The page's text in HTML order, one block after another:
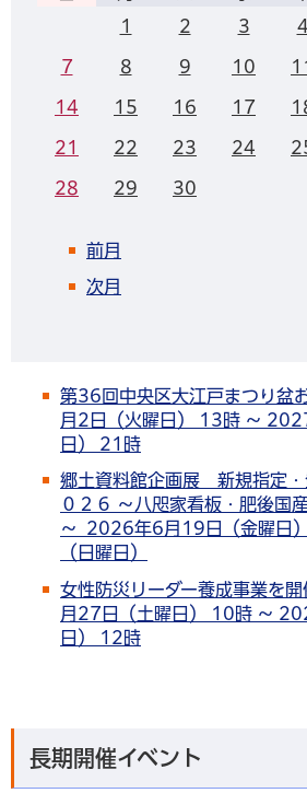
1
2 3 4
7 8 9 10
14 15 16 17
21 22 23 24
28 29 30
前月
次月
第36回中央区大江戸まつり
月2日（火曜日） 13時 ～
日） 21時
郷土資料館企画展 新規指定・
０２６ ～八咫家看板・肥後国
～ 2026年6月19日（金曜日
（日曜日）
女性防災リーダー養成事業を
月27日（土曜日） 10時 ～
日） 12時
長期開催イベント